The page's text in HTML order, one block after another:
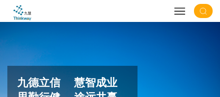
九德立信 慧智成业